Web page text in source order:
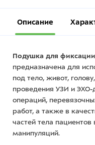
Описание
Подушка для
предназначена для
под тело, живот,
проведения УЗИ и ЭХО-
операций,
работ, а также в
частей тела
манипуляций.